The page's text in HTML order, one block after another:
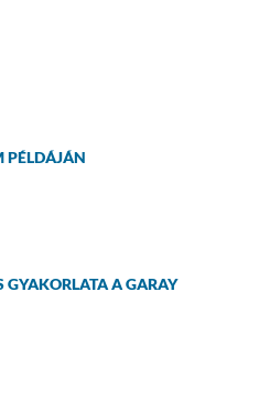
PÉLDÁJÁN
GYAKORLATA A GARAY